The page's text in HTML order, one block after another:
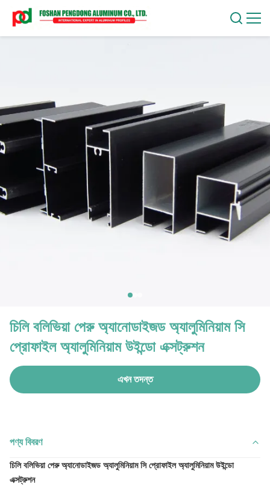
চিলি বলিভিয়া পেরু অ্যানোডাইজড অ্যালুমিনিয়াম সি
প্রোফাইল অ্যালুমিনিয়াম উইন্ডো এক্সট্রুশন
এখন তদন্ত
পণ্য বিবরণ
চিলি বলিভিয়া পেরু অ্যানোডাইজড অ্যালুমিনিয়াম সি প্রোফাইল অ্যালুমিনিয়াম উইন্ডো
এক্সট্রুশন